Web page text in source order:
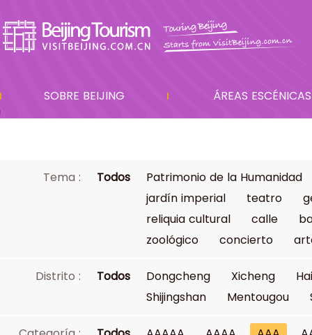
SOBRE BEIJING ÁREAS ESCÉNICAS
Tema : Todos
Patrimonio de la Humanidad
jardín imperial
teatro
reliquia cultural
calle
zoológico
concierto
Distrito : Todos Dongcheng Xicheng
Shijingshan
Mentougou